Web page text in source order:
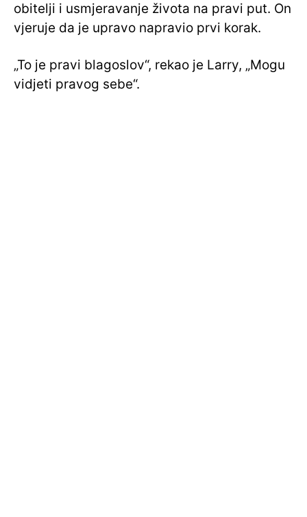
obitelji i usmjeravanje života na pravi put. On
vjeruje da je upravo napravio prvi korak.
„To je pravi blagoslov“, rekao je Larry, „Mogu
vidjeti pravog sebe“.